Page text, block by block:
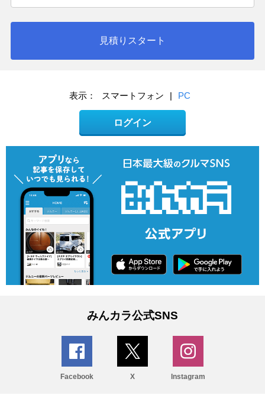
見積りスタート
表示： スマートフォン PC
ログイン
みんカラ公式SNS
Facebook X Instagram